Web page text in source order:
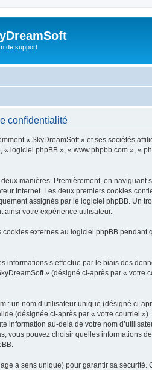
de support
confidentialité
« SkyDreamSoft » et ses sociétés
« logiciel phpBB », « www.phpbb.com », «
manières. Premièrement, en
Internet. Les deux premiers cookies
assignés par le logiciel phpBB. Un
ainsi votre expérience utilisateur.
externes au logiciel phpBB
informations s’effectue par le biais des
» (désigné ci-après par «
: un nom d’utilisateur unique (désigné ci-
(désignée ci-après par « votre courriel
information au-delà de votre nom
vous pouvez choisir quelles informations
à sens unique) pour garantir sa